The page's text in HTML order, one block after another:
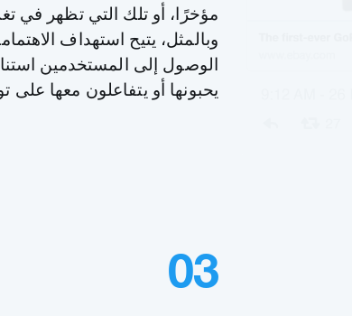
مؤخرًا، أو تلك التي تظهر في
وبالمثل، يتيح استهداف
الوصول إلى المستخدمين
يحبونها أو يتفاعلون معها على
03